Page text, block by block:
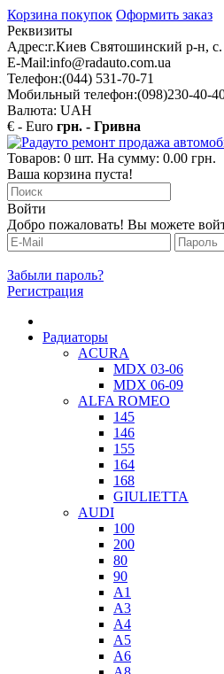
Корзина покупок Оформить заказ
Реквизиты
Адрес:г.Киев Святошинский р-н, с.
E-Mail:info@radauto.com.ua
Телефон:(044) 531-70-71
Мобильный телефон:(098)230-40-
Валюта: UAH
€ - Euro грн. - Гривна
Товаров: 0 шт. На сумму: 0.00 грн.
Ваша корзина пуста!
Войти
Добро пожаловать! Вы можете
Забыли пароль?
Регистрация
Радиаторы
ACURA
MDX 03-06
MDX 06-09
ALFA ROMEO
145
146
155
164
168
GIULIETTA
AUDI
100
200
80
90
A1
A3
A4
A5
A6